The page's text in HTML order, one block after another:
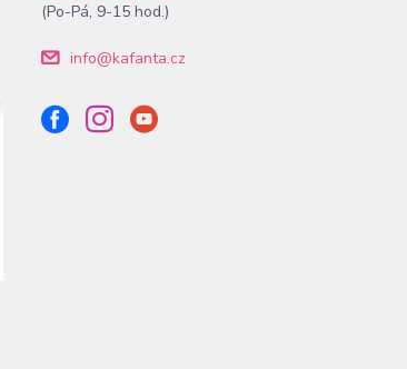
(Po-Pá, 9-15 hod.)
info@kafanta.cz